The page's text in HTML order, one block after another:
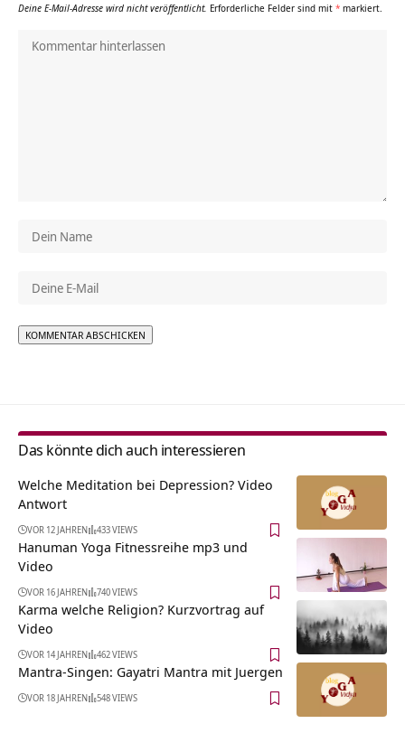
Deine E-Mail-Adresse wird nicht veröffentlicht. Erforderliche Felder sind mit * markiert.
Das könnte dich auch interessieren
Welche Meditation bei Depression? Video
Antwort
VOR 12 JAHREN 433 VIEWS
Hanuman Yoga Fitnessreihe mp3 und
Video
VOR 16 JAHREN 740 VIEWS
Karma welche Religion? Kurzvortrag auf
Video
VOR 14 JAHREN 462 VIEWS
Mantra-Singen: Gayatri Mantra mit Juergen
VOR 18 JAHREN 548 VIEWS